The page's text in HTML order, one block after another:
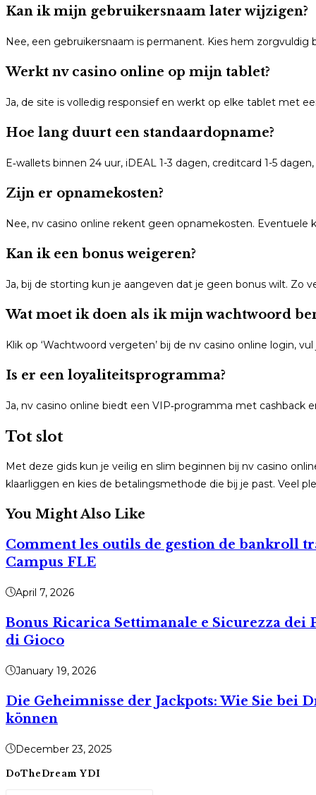
Kan ik mijn gebruikersnaam later wijzigen?
Nee, een gebruikersnaam is permanent. Kies hem zorgvuldig
Werkt nv casino online op mijn tablet?
Ja, de site is volledig responsief en werkt op elke tablet met
Hoe lang duurt een standaardopname?
E‑wallets binnen 24 uur, iDEAL 1-3 dagen, creditcard 1-5
Zijn er opnamekosten?
Nee, nv casino online rekent geen opnamekosten. Eventuele
Kan ik een bonus weigeren?
Ja, bij de storting kun je aangeven dat je geen bonus wilt. Zo
Wat moet ik doen als ik mijn wachtwoord
Klik op ‘Wachtwoord vergeten’ bij de nv casino online login,
Is er een loyaliteitsprogramma?
Ja, nv casino online biedt een VIP‑programma met cashback
Tot slot
Met deze gids kun je veilig en slim beginnen bij nv casino
klaarliggen en kies de betalingsmethode die bij je past. Veel
You Might Also Like
Comment les outils de gestion de bankroll
Campus FLE
April 7, 2026
Bonus Ricarica Settimanale e Sicurezza
di Gioco
January 19, 2026
Die Geheimnisse der Jackpots: Wie Sie bei
können
December 23, 2025
DoTheDream YDI